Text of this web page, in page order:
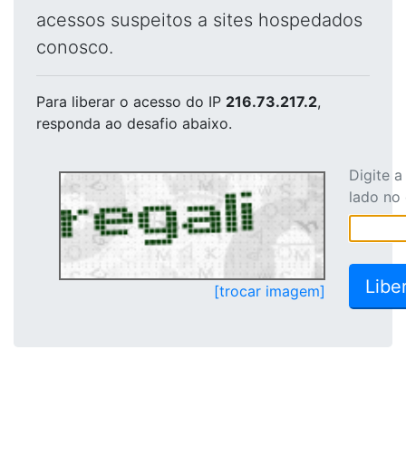
acessos suspeitos a sites hospedados
conosco.
Para liberar o acesso do IP 216.73.217.2,
responda ao desafio abaixo.
[trocar imagem]
Digite
lado no